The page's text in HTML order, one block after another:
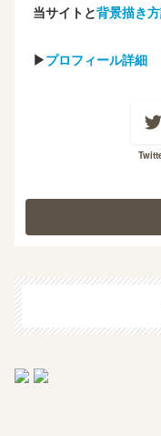
当サイトと背景描き
▶プロフィール詳細